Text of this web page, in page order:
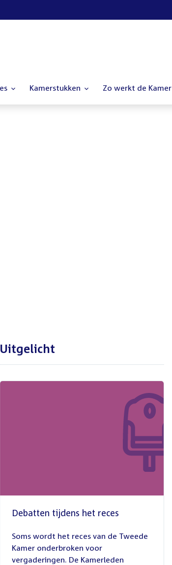
Kamerstukken Zo werkt de Kamer
Uitgelicht
Debatten tijdens het reces
juli
2026
Soms wordt het reces van de Tweede
Kamer onderbroken voor
vergaderingen. De Kamerleden